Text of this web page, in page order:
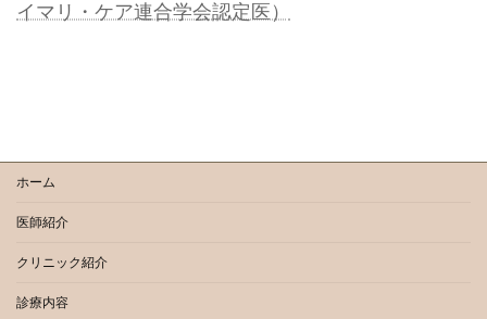
イマリ・ケア連合学会認定医）
ホーム
医師紹介
クリニック紹介
診療内容